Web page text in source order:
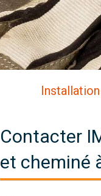
Contacter
et cheminé